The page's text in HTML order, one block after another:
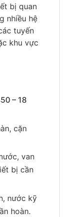
bị quan
nhiều hệ
tuyến
khu vực
– 18
cặn
van
bị cần
nước kỹ
hoàn.